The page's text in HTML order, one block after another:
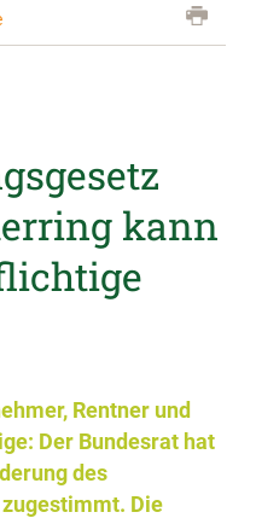
kann
Rentner und
Der Bundesrat hat
des
Die